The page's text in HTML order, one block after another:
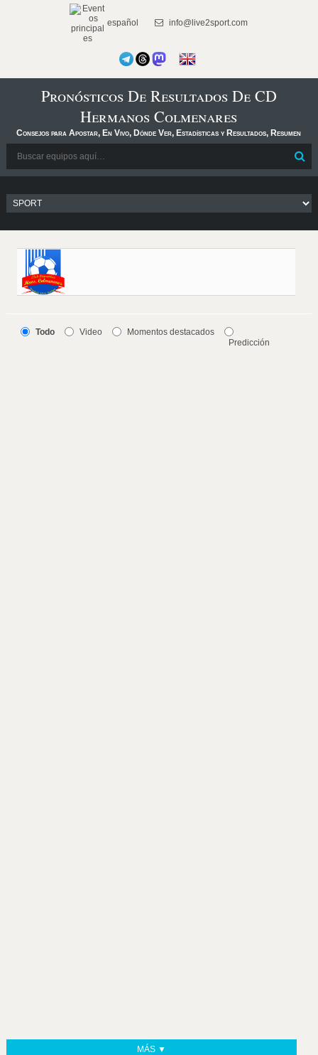
español info@live2sport.com
Pronósticos De Resultados De CD
Hermanos Colmenares
Consejos para Apostar, En Vivo, Dónde Ver, Estadísticas y Resultados, Resumen
Todo Video
Momentos destacados
Predicción
MÁS ▼